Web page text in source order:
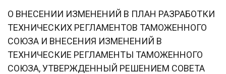
О ВНЕСЕНИИ ИЗМЕНЕНИЙ В ПЛАН РАЗРАБОТКИ
ТЕХНИЧЕСКИХ РЕГЛАМЕНТОВ ТАМОЖЕННОГО
СОЮЗА И ВНЕСЕНИЯ ИЗМЕНЕНИЙ В
ТЕХНИЧЕСКИЕ РЕГЛАМЕНТЫ ТАМОЖЕННОГО
СОЮЗА, УТВЕРЖДЕННЫЙ РЕШЕНИЕМ СОВЕТА